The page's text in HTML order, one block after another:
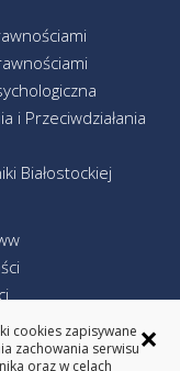
i Przeciwdziałania
Białostockiej
www
×
cookies zapisywane
zachowania serwisu
oraz w celach